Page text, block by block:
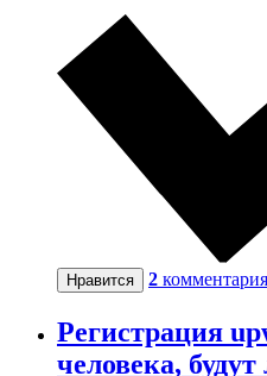
Нравится 2 комментария
Регистрация
человека,